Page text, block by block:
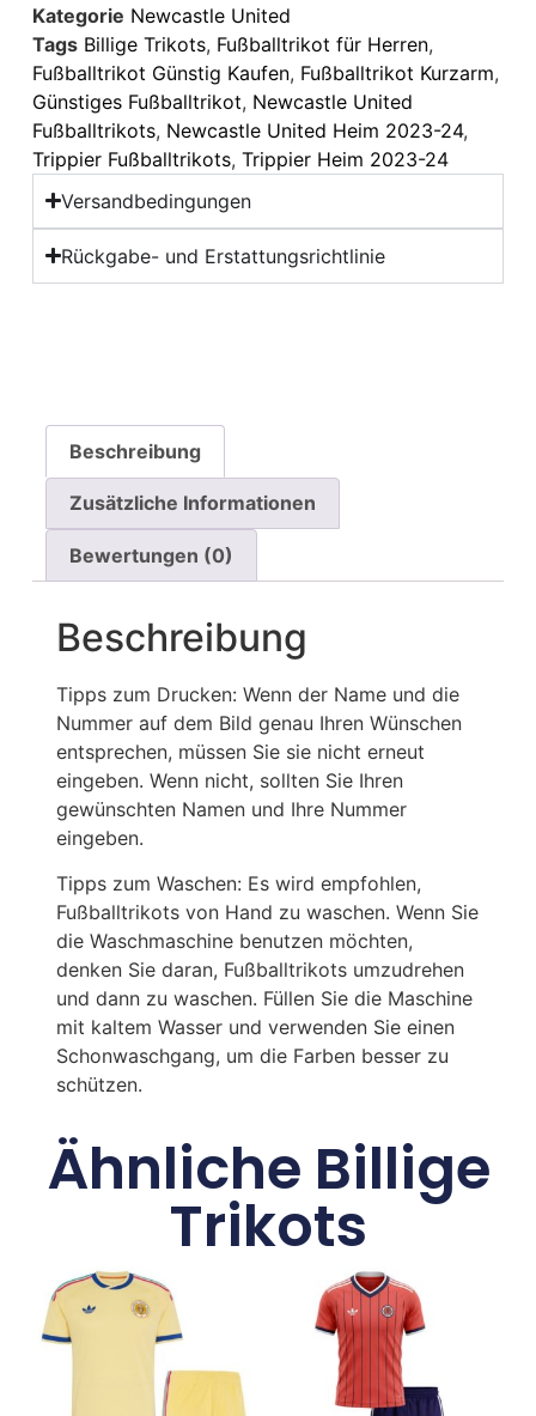
Kategorie Newcastle United
Tags Billige Trikots, Fußballtrikot für Herren,
Fußballtrikot Günstig Kaufen, Fußballtrikot Kurzarm,
Günstiges Fußballtrikot, Newcastle United
Fußballtrikots, Newcastle United Heim 2023-24,
Trippier Fußballtrikots, Trippier Heim 2023-24
Versandbedingungen
Rückgabe- und Erstattungsrichtlinie
Beschreibung
Zusätzliche Informationen
Bewertungen (0)
Beschreibung
Tipps zum Drucken: Wenn der Name und die
Nummer auf dem Bild genau Ihren Wünschen
entsprechen, müssen Sie sie nicht erneut
eingeben. Wenn nicht, sollten Sie Ihren
gewünschten Namen und Ihre Nummer
eingeben.
Tipps zum Waschen: Es wird empfohlen,
Fußballtrikots von Hand zu waschen. Wenn Sie
die Waschmaschine benutzen möchten,
denken Sie daran, Fußballtrikots umzudrehen
und dann zu waschen. Füllen Sie die Maschine
mit kaltem Wasser und verwenden Sie einen
Schonwaschgang, um die Farben besser zu
schützen.
Ähnliche Billige
Trikots